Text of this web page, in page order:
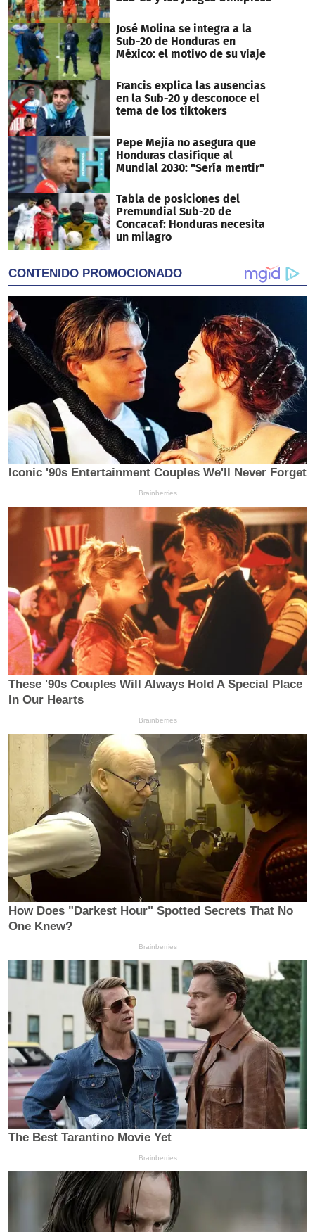
José Molina se integra a la
Sub-20 de Honduras en
México: el motivo de su viaje
Francis explica las ausencias
en la Sub-20 y desconoce el
tema de los tiktokers
Pepe Mejía no asegura que
Honduras clasifique al
Mundial 2030: "Sería mentir"
Tabla de posiciones del
Premundial Sub-20 de
Concacaf: Honduras necesita
un milagro